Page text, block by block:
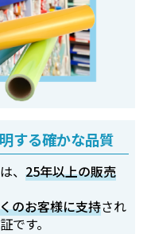
する確かな品質
、25年以上の販売
のお客様に支持され
です。